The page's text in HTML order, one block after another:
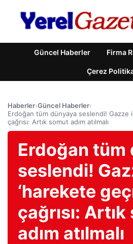
Güncel Haberler Firma
Çerez
Haberler›Güncel Haberler›
Erdoğan tüm dünyaya seslendi! Gazze
çağrısı: Artık somut adım atılmalı
Erdoğan tüm
seslendi!
‘harekete
çağrısı:
adım atılmalı